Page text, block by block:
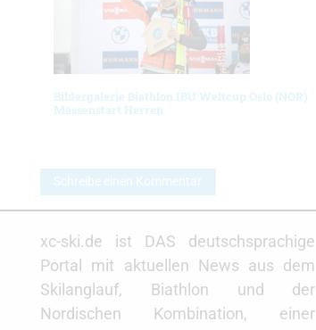
Bildergalerie Biathlon IBU Weltcup Oslo (NOR)
Massenstart Herren
Schreibe einen Kommentar
xc-ski.de ist DAS deutschsprachige
Portal mit aktuellen News aus dem
Skilanglauf, Biathlon und der
Nordischen Kombination, einer